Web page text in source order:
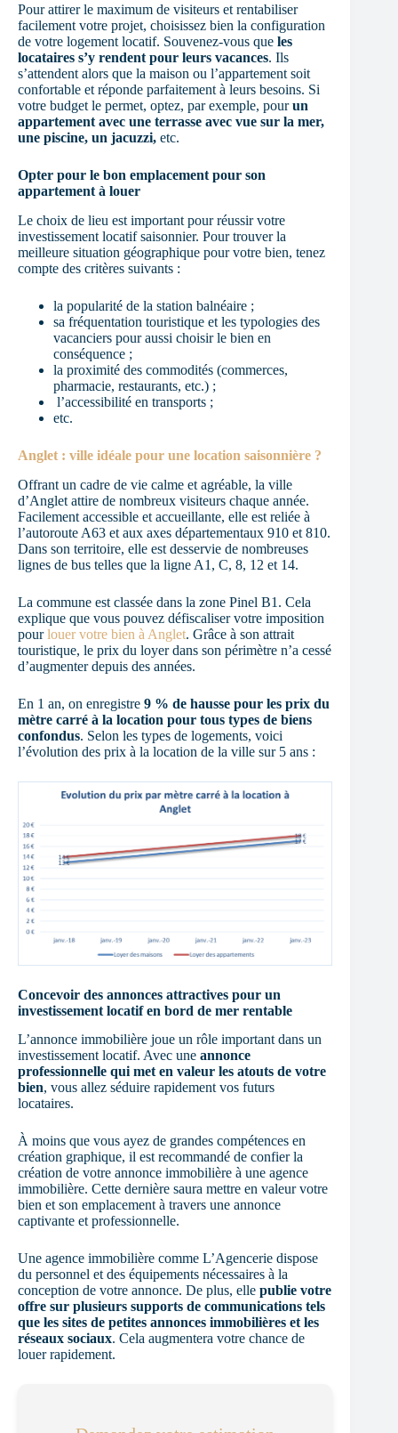
Pour attirer le maximum de visiteurs et rentabiliser
facilement votre projet, choisissez bien la configuration
de votre logement locatif. Souvenez-vous que les
locataires s’y rendent pour leurs vacances. Ils
s’attendent alors que la maison ou l’appartement soit
confortable et réponde parfaitement à leurs besoins. Si
votre budget le permet, optez, par exemple, pourun
appartement avec une terrasse avec vue sur la mer,
une piscine, un jacuzzi, etc.
Opter pour le bon emplacement pour son
appartement à louer
Le choix de lieu est important pour réussir votre
investissement locatif saisonnier. Pour trouver la
meilleure situation géographique pour votre bien, tenez
compte des critères suivants :
la popularité de la station balnéaire ;
sa fréquentation touristique et les typologies des
vacanciers pour aussi choisir le bien en
conséquence ;
la proximité des commodités (commerces,
pharmacie, restaurants, etc.) ;
l’accessibilité en transports ;
etc.
Anglet : ville idéale pour une location saisonnière ?
Offrant un cadre de vie calme et agréable, la ville
d’Anglet attire de nombreux visiteurs chaque année.
Facilement accessible et accueillante, elle est reliée à
l’autoroute A63 et aux axes départementaux 910 et 810.
Dans son territoire, elle est desservie de nombreuses
lignes de bus telles que la ligne A1, C, 8, 12 et 14.
La commune est classée dans la zone Pinel B1. Cela
explique que vous pouvez défiscaliser votre imposition
pour louer votre bien à Anglet. Grâce à son attrait
touristique, le prix du loyer dans son périmètre n’a cessé
d’augmenter depuis des années.
En 1 an, on enregistre 9 % de hausse pour les prix du
mètre carré à la location pour tous types de biens
confondus. Selon les types de logements, voici
l’évolution des prix à la location de la ville sur 5 ans :
Concevoir des annonces attractives pour un
investissement locatif en bord de mer rentable
L’annonce immobilière joue un rôle important dans un
investissement locatif. Avec une annonce
professionnelle qui met en valeur les atouts de votre
bien, vous allez séduire rapidement vos futurs
locataires.
À moins que vous ayez de grandes compétences en
création graphique, il est recommandé de confier la
création de votre annonce immobilière à une agence
immobilière. Cette dernière saura mettre en valeur votre
bien et son emplacement à travers une annonce
captivante et professionnelle.
Une agence immobilière comme L’Agencerie dispose
du personnel et des équipements nécessaires à la
conception de votre annonce. De plus, elle publie votre
offre sur plusieurs supports de communications tels
que les sites de petites annonces immobilières et les
réseaux sociaux. Cela augmentera votre chance de
louer rapidement.